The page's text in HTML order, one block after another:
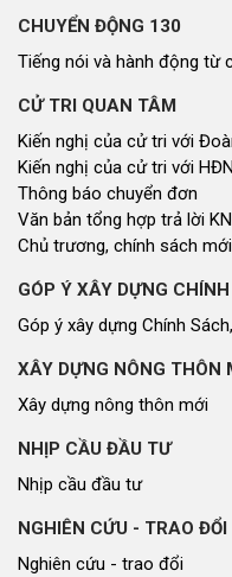
CHUYỂN ĐỘNG 130
Tiếng nói và hành động từ
CỬ TRI QUAN TÂM
Kiến nghị của cử tri với
Kiến nghị của cử tri với
Thông báo chuyển đơn
Văn bản tổng hợp trả lời
Chủ trương, chính sách mới
GÓP Ý XÂY DỰNG
Góp ý xây dựng Chính
XÂY DỰNG NÔNG THÔN
Xây dựng nông thôn mới
NHỊP CẦU ĐẦU TƯ
Nhịp cầu đầu tư
NGHIÊN CỨU - TRAO ĐỔI
Nghiên cứu - trao đổi